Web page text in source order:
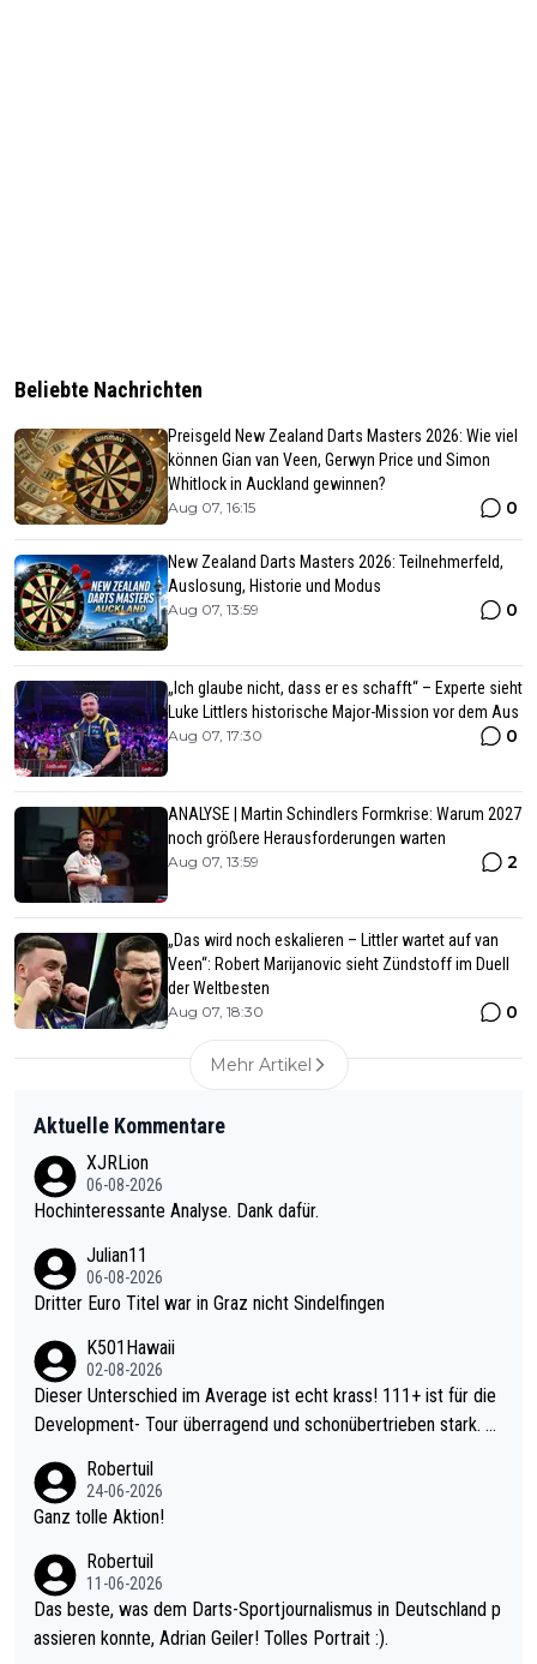
Beliebte Nachrichten
Preisgeld New Zealand Darts Masters 2026: Wie viel
können Gian van Veen, Gerwyn Price und Simon
Whitlock in Auckland gewinnen?
Aug 07, 16:15 0
New Zealand Darts Masters 2026: Teilnehmerfeld,
Auslosung, Historie und Modus
Aug 07, 13:59 0
„Ich glaube nicht, dass er es schafft“ – Experte sieht
Luke Littlers historische Major-Mission vor dem Aus
Aug 07, 17:30 0
ANALYSE | Martin Schindlers Formkrise: Warum 2027
noch größere Herausforderungen warten
Aug 07, 13:59 2
„Das wird noch eskalieren – Littler wartet auf van
Veen“: Robert Marijanovic sieht Zündstoff im Duell
der Weltbesten
Aug 07, 18:30 0
Mehr Artikel
Aktuelle Kommentare
XJRLion
06-08-2026
Hochinteressante Analyse. Dank dafür.
Julian11
06-08-2026
Dritter Euro Titel war in Graz nicht Sindelfingen
K501Hawaii
02-08-2026
Dieser Unterschied im Average ist echt krass! 111+ ist für die
Development- Tour überragend und schonübertrieben stark. U
mal 40+ erst recht. Da gewinnst keinen Blumentopf - ist ja noc
h krasser wie ein Pokalspiel eines Kreisligisten vs einem Bund
Robertuil
24-06-2026
Ganz tolle Aktion!
Robertuil
11-06-2026
Das beste, was dem Darts-Sportjournalismus in Deutschland p
assieren konnte, Adrian Geiler! Tolles Portrait :).